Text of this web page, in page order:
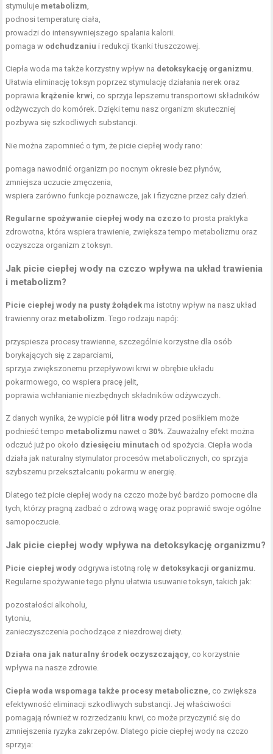
stymuluje metabolizm
podnosi temperaturę ciała,
prowadzi do intensywniejszego spalania kalorii.
pomaga w odchudzaniu i redukcji tkanki tłuszczowej.
Ciepła woda ma także korzystny wpływ na detoksykację organizmu
Ułatwia eliminację toksyn poprzez stymulację działania nerek oraz
poprawia krążenie krwi , co sprzyja lepszemu transportowi składników
odżywczych do komórek. Dzięki temu nasz organizm skuteczniej
pozbywa się szkodliwych substancji.
Nie można zapomnieć o tym, że picie ciepłej wody rano:
pomaga nawodnić organizm po nocnym okresie bez płynów,
zmniejsza uczucie zmęczenia,
wspiera zarówno funkcje poznawcze, jak i fizyczne przez cały dzień.
Regularne spożywanie ciepłej wody na czczoto prosta praktyka
zdrowotna, która wspiera trawienie, zwiększa tempo metabolizmu oraz
oczyszcza organizm z toksyn.
Jak picie ciepłej wody na czczo wpływa na układ trawienia
i metabolizm?
Picie ciepłej wody na pusty żołądek ma istotny wpływ na nasz układ
trawienny oraz metabolizm . Tego rodzaju napój:
przyspiesza procesy trawienne, szczególnie korzystne dla osób
borykających się z zaparciami,
sprzyja zwiększonemu przepływowi krwi w obrębie układu
pokarmowego, co wspiera pracę jelit,
poprawia wchłanianie niezbędnych składników odżywczych.
Z danych wynika, że wypicie pół litra wody przed posiłkiem może
podnieść tempo metabolizmu nawet o30% . Zauważalny efekt można
odczuć już po około dziesięciu minutach od spożycia. Ciepła woda
działa jak naturalny stymulator procesów metabolicznych, co sprzyja
szybszemu przekształcaniu pokarmu w energię.
Dlatego też picie ciepłej wody na czczo może być bardzo pomocne dla
tych, którzy pragną zadbać o zdrową wagę oraz poprawić swoje ogólne
samopoczucie.
Jak picie ciepłej wody wpływa na detoksykację organizmu?
Picie ciepłej wody odgrywa istotną rolę w detoksykacji organizmu
Regularne spożywanie tego płynu ułatwia usuwanie toksyn, takich jak:
pozostałości alkoholu,
tytoniu,
zanieczyszczenia pochodzące z niezdrowej diety.
Działa ona jak naturalny środek oczyszczający , co korzystnie
wpływa na nasze zdrowie.
Ciepła woda wspomaga także procesy metaboliczne , co zwiększa
efektywność eliminacji szkodliwych substancji. Jej właściwości
pomagają również w rozrzedzaniu krwi, co może przyczynić się do
zmniejszenia ryzyka zakrzepów. Dlatego picie ciepłej wody na czczo
sprzyja: